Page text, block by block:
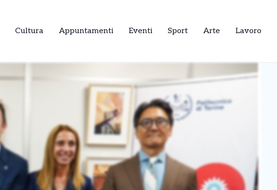
Cultura Appuntamenti Eventi Sport Arte Lavoro